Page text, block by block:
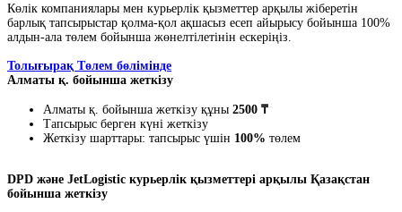
Көлік компаниялары мен курьерлік қызметтер арқылы жіберетін
барлық тапсырыстар қолма-қол ақшасыз есеп айырысу бойынша 100%
алдын-ала төлем бойынша жөнелтілетінін ескеріңіз.
Толығырақ Төлем бөлімінде
Алматы қ. бойынша жеткізу
Алматы қ. бойынша жеткізу құны 2500 ₸
Тапсырыс берген күні жеткізу
Жеткізу шарттары: тапсырыс үшін 100% төлем
DPD және JetLogistic курьерлік қызметтері арқылы Қазақстан
бойынша жеткізу